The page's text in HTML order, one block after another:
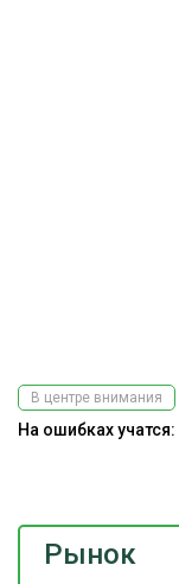
Рынок
В центре внимания
На ошибках